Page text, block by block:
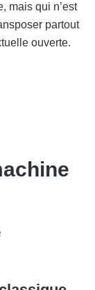
mais qui n’est
partout
ouverte.